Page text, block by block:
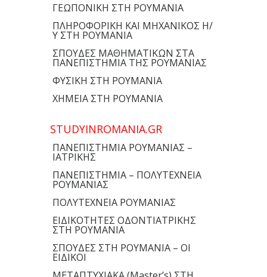
ΓΕΩΠΟΝΙΚΗ ΣΤΗ ΡΟΥΜΑΝΙΑ
ΠΛΗΡΟΦΟΡΙΚΗ ΚΑΙ ΜΗΧΑΝΙΚΟΣ Η/
Υ ΣΤΗ ΡΟΥΜΑΝΙΑ
ΣΠΟΥΔΕΣ ΜΑΘΗΜΑΤΙΚΩΝ ΣΤΑ
ΠΑΝΕΠΙΣΤΗΜΙΑ ΤΗΣ ΡΟΥΜΑΝΙΑΣ
ΦΥΣΙΚΗ ΣΤΗ ΡΟΥΜΑΝΙΑ
ΧΗΜΕΙΑ ΣΤΗ ΡΟΥΜΑΝΙΑ
STUDYINROMANIA.GR
ΠΑΝΕΠΙΣΤΗΜΙΑ ΡΟΥΜΑΝΙΑΣ –
ΙΑΤΡΙΚΗΣ
ΠΑΝΕΠΙΣΤΗΜΙΑ – ΠΟΛΥΤΕΧΝΕΙΑ
ΡΟΥΜΑΝΙΑΣ
ΠΟΛΥΤΕΧΝΕΙΑ ΡΟΥΜΑΝΙΑΣ
ΕΙΔΙΚΟΤΗΤΕΣ ΟΔΟΝΤΙΑΤΡΙΚΗΣ
ΣΤΗ ΡΟΥΜΑΝΙΑ
ΣΠΟΥΔΕΣ ΣΤΗ ΡΟΥΜΑΝΙΑ – ΟΙ
ΕΙΔΙΚΟΙ